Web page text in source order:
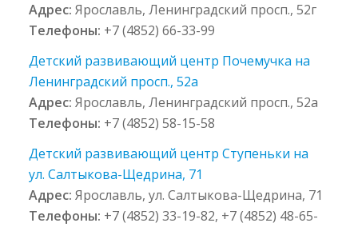
Адрес:Ярославль, Ленинградский просп., 52г
Телефоны: +7 (4852) 66-33-99
Детский развивающий центр Почемучка на
Ленинградский просп., 52а
Адрес:Ярославль, Ленинградский просп., 52а
Телефоны: +7 (4852) 58-15-58
Детский развивающий центр Ступеньки на
ул. Салтыкова-Щедрина, 71
Адрес:Ярославль, ул. Салтыкова-Щедрина, 71
Телефоны: +7 (4852) 33-19-82, +7 (4852) 48-65-